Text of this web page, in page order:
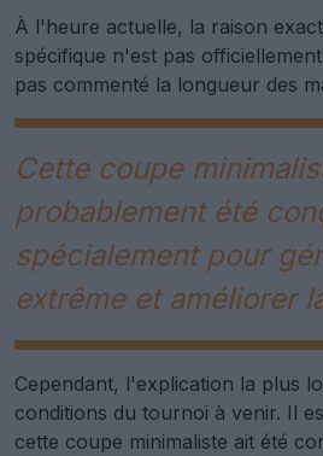
À l'heure actuelle, la raison
spécifique n'est pas
pas commenté la longueur des
Cette coupe
probablement été
spécialement pour
extrême et améliorer
Cependant, l'explication la plus
conditions du tournoi à venir. Il
cette coupe minimaliste ait été